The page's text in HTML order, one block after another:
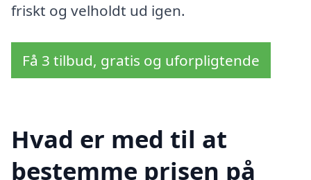
friskt og velholdt ud igen.
Få 3 tilbud, gratis og uforpligtende
Hvad er med til at
bestemme prisen på